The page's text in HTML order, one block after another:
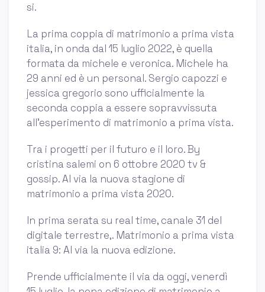
si.
La prima coppia di matrimonio a prima vista
italia, in onda dal 15 luglio 2022, è quella
formata da michele e veronica. Michele ha
29 anni ed è un personal. Sergio capozzi e
jessica gregorio sono ufficialmente la
seconda coppia a essere sopravvissuta
all'esperimento di matrimonio a prima vista.
Tra i progetti per il futuro e il loro. By
cristina salemi on 6 ottobre 2020 tv &
gossip. Al via la nuova stagione di
matrimonio a prima vista 2020.
In prima serata su real time, canale 31 del
digitale terrestre,. Matrimonio a prima vista
italia 9: Al via la nuova edizione.
Prende ufficialmente il via da oggi, venerdì